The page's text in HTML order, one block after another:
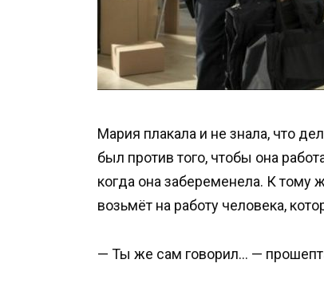
Мария плакала и не знала, что
был против того, чтобы она
когда она забеременела. К тому
возьмёт на работу человека,
— Ты же сам говорил… —